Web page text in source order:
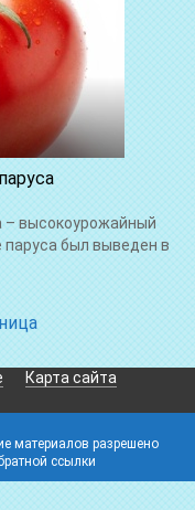
– высокоурожайный
был выведен в
Карта сайта
материалов разрешено
ссылки